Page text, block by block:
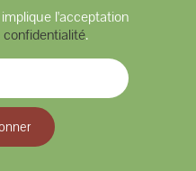
l'acceptation
confidentialité.